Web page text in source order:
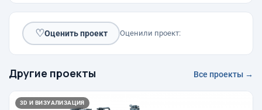
♡Оценить проект Оценили проект:
Другие проекты Все проекты →
3D И ВИЗУАЛИЗАЦИЯ